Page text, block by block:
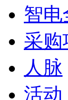
智电
采购
人脉
活动